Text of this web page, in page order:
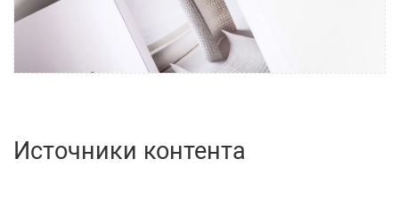
Источники контента